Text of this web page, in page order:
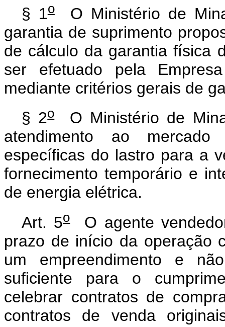
§ 1oO Ministério de
garantia de suprimento
de cálculo da garantia física
ser efetuado pela
mediante critérios gerais de
§ 2oO Ministério de
atendimento ao
específicas do lastro para a
fornecimento temporário e
de energia elétrica.
Art. 5oO agente
prazo de início da operação
um empreendimento e
suficiente para o
celebrar contratos de
contratos de venda